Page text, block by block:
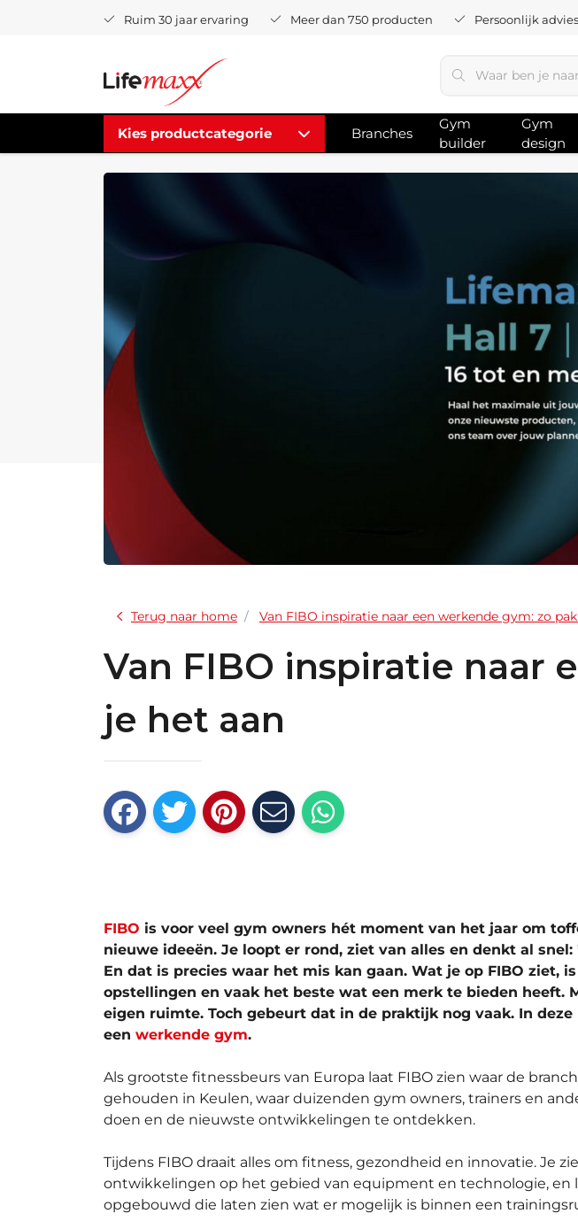
Ruim 30 jaar ervaring Meer dan 750 producten Persoonlijk advies
Kies productcategorie Branches
Gym
builder
Gym
design
Terug naar home Van FIBO inspiratie naar een werkende gym: zo
Van FIBO inspiratie naar
je het aan
FIBO is voor veel gym owners hét moment van het jaar om
nieuwe ideeën. Je loopt er rond, ziet van alles en denkt al snel:
En dat is precies waar het mis kan gaan. Wat je op FIBO
opstellingen en vaak het beste wat een merk te bieden
eigen ruimte. Toch gebeurt dat in de praktijk nog vaak. In
een werkende gym.
Als grootste fitnessbeurs van Europa laat FIBO zien waar de
gehouden in Keulen, waar duizenden gym owners, trainers en
doen en de nieuwste ontwikkelingen te ontdekken.
Tijdens FIBO draait alles om fitness, gezondheid en innovatie. Je
ontwikkelingen op het gebied van equipment en technologie, en
opgebouwd die laten zien wat er mogelijk is binnen een